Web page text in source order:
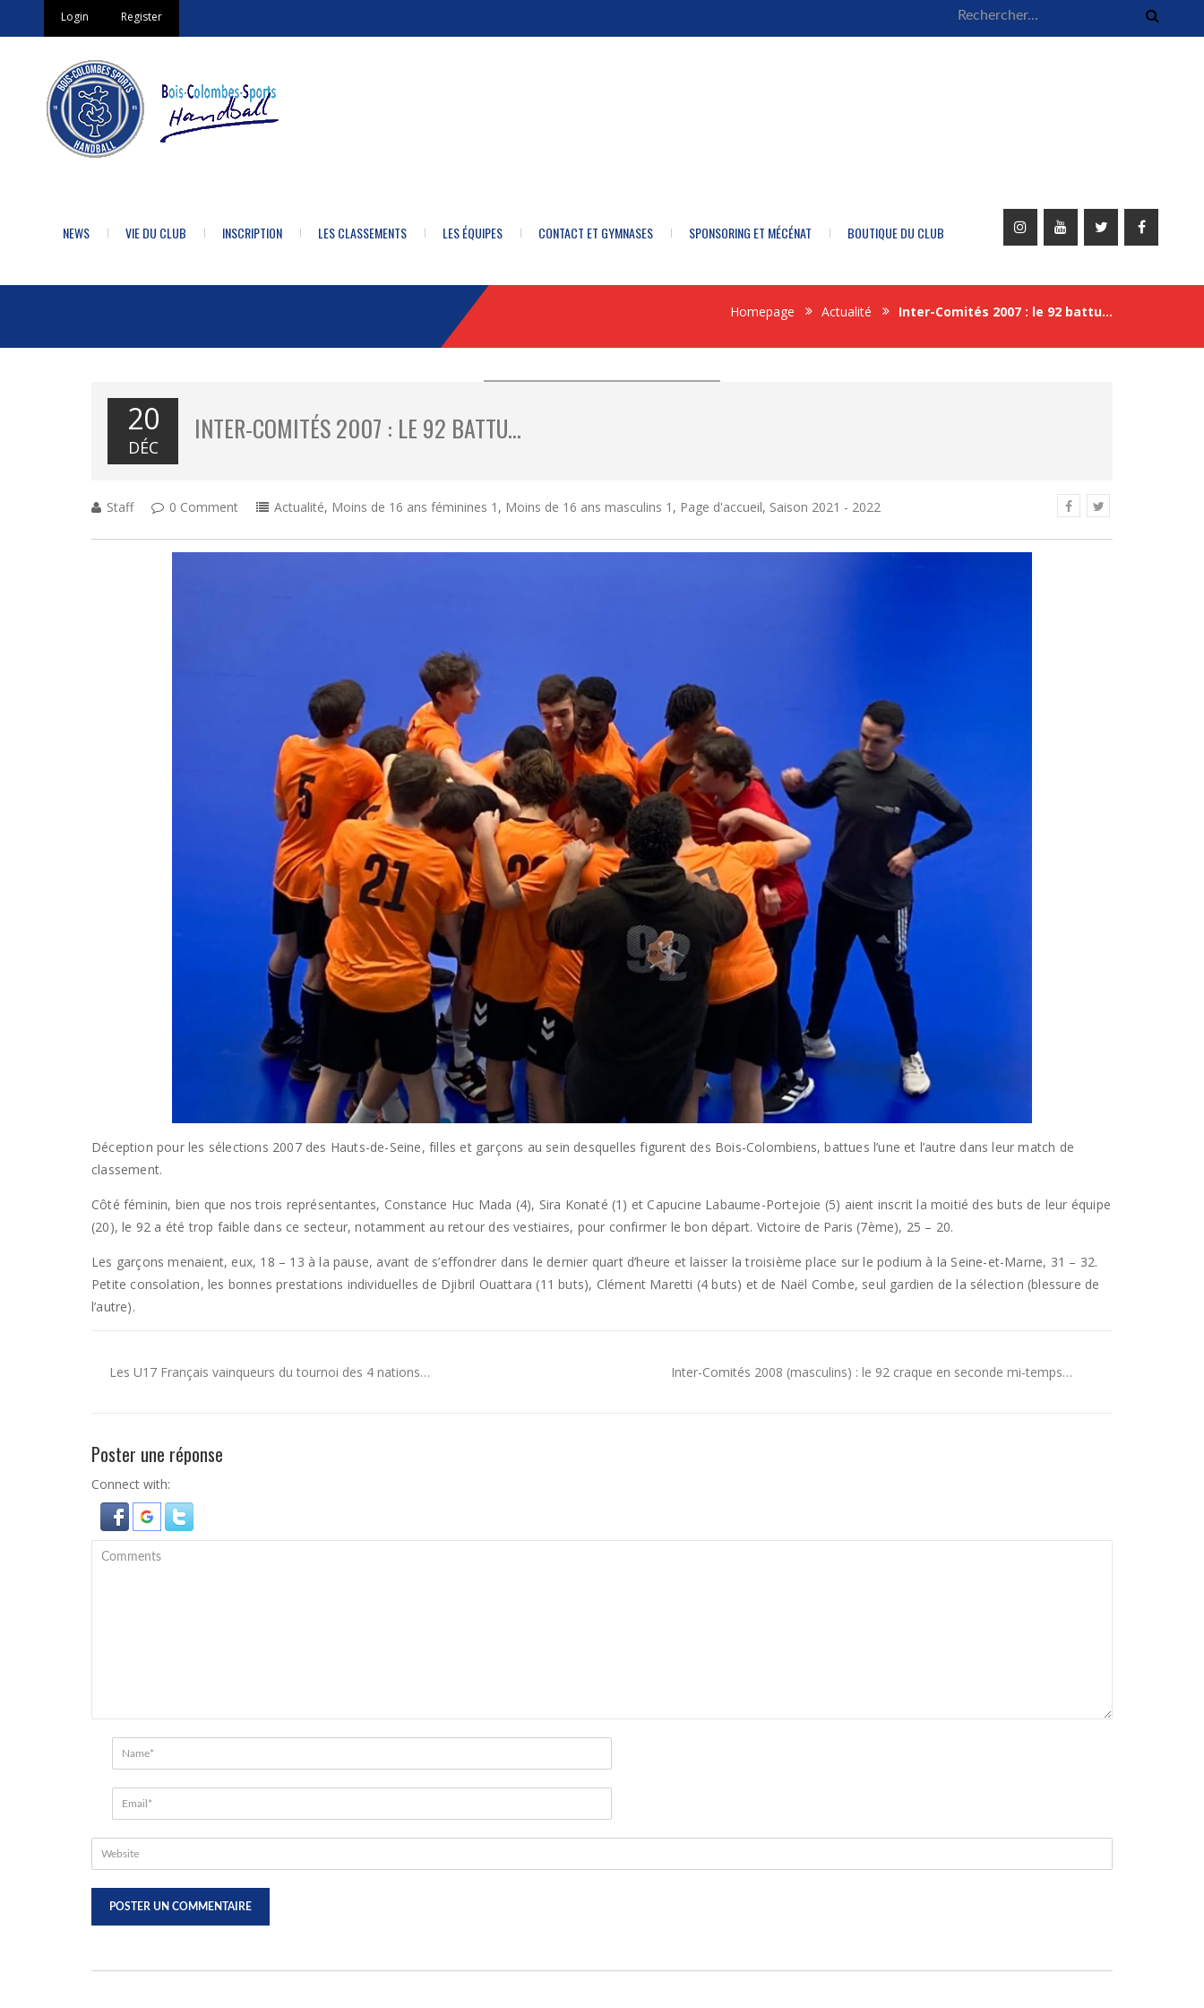
Login Register
NEWS VIE DU CLUB INSCRIPTION LES CLASSEMENTS LES ÉQUIPES CONTACT ET GYMNASES SPONSORING ET MÉCÉNAT BOUTIQUE DU CLUB
Homepage Actualité Inter-Comités 2007 : le 92 battu…
20
DÉC
INTER-COMITÉS 2007 : LE 92 BATTU…
Staff 0 Comment Actualité, Moins de 16 ans féminines 1 , Moins de 16 ans masculins 1 , Page d'accueil, Saison 2021 - 2022
Déception pour les sélections 2007 des Hauts-de-Seine, filles et garçons au sein desquelles figurent des Bois-Colombiens, battues l’une et l’autre dans leur match de
classement.
Côté féminin, bien que nos trois représentantes, Constance Huc Mada (4), Sira Konaté (1) et Capucine Labaume-Portejoie (5) aient inscrit la moitié des buts de leur équipe
(20), le 92 a été trop faible dans ce secteur, notamment au retour des vestiaires, pour confirmer le bon départ. Victoire de Paris (7ème), 25 – 20.
Les garçons menaient, eux, 18 – 13 à la pause, avant de s’effondrer dans le dernier quart d’heure et laisser la troisième place sur le podium à la Seine-et-Marne, 31 – 32.
Petite consolation, les bonnes prestations individuelles de Djibril Ouattara (11 buts), Clément Maretti (4 buts) et de Naël Combe, seul gardien de la sélection (blessure de
l’autre).
Les U17 Français vainqueurs du tournoi des 4 nations… Inter-Comités 2008 (masculins) : le 92 craque en seconde mi-temps…
Poster une réponse
Connect with: